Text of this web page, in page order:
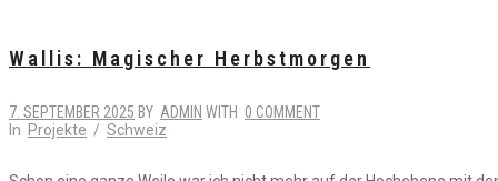
Wallis: Magischer Herbstmorgen
7. SEPTEMBER 2025 BY ADMIN WITH 0 COMMENT
In Projekte / Schweiz